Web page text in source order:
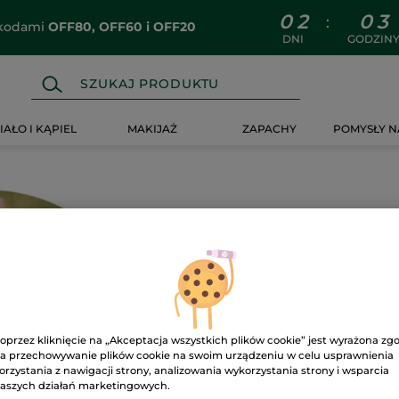
OFF80, OFF60 i OFF20 0 2
DNI
: 0 3
GODZINY
I KĄPIEL MAKIJAŻ ZAPACHY POMYSŁY
Ups!
kliknięcie na „Akceptacja wszystkich plików cookie” jest wyrażona
przechowywanie plików cookie na swoim urządzeniu w celu usprawnienia
z nawigacji strony, analizowania wykorzystania strony i wsparcia
działań marketingowych.